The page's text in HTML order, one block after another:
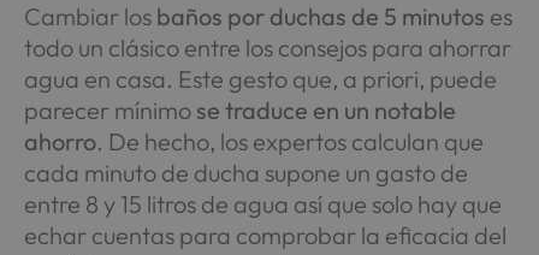
Cambiar los baños por duchas de 5 minutos es
todo un clásico entre los consejos para ahorrar
agua en casa. Este gesto que, a priori, puede
parecer mínimo se traduce en un notable
ahorro. De hecho, los expertos calculan que
cada minuto de ducha supone un gasto de
entre 8 y 15 litros de agua así que solo hay que
echar cuentas para comprobar la eficacia del